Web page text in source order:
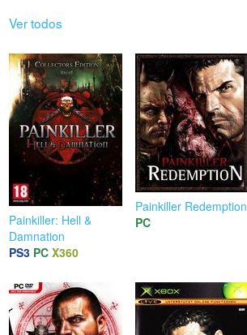
Ver todos
Painkiller: Hell &
Damnation
PS3 PC X360
Painkiller Redemption
PC